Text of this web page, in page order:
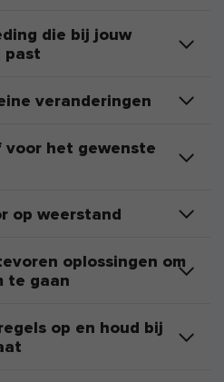
die bij jouw
past
veranderingen
voor het gewenste
op weerstand
oplossingen om
te gaan
op en houd bij